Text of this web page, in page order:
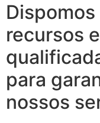
recursos
para
nossos